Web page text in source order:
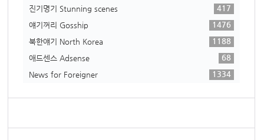
진기명기 Stunning scenes
417
얘기꺼리 Gosship
1476
북한얘기 North Korea
1188
애드센스 Adsense
68
News for Foreigner
1334